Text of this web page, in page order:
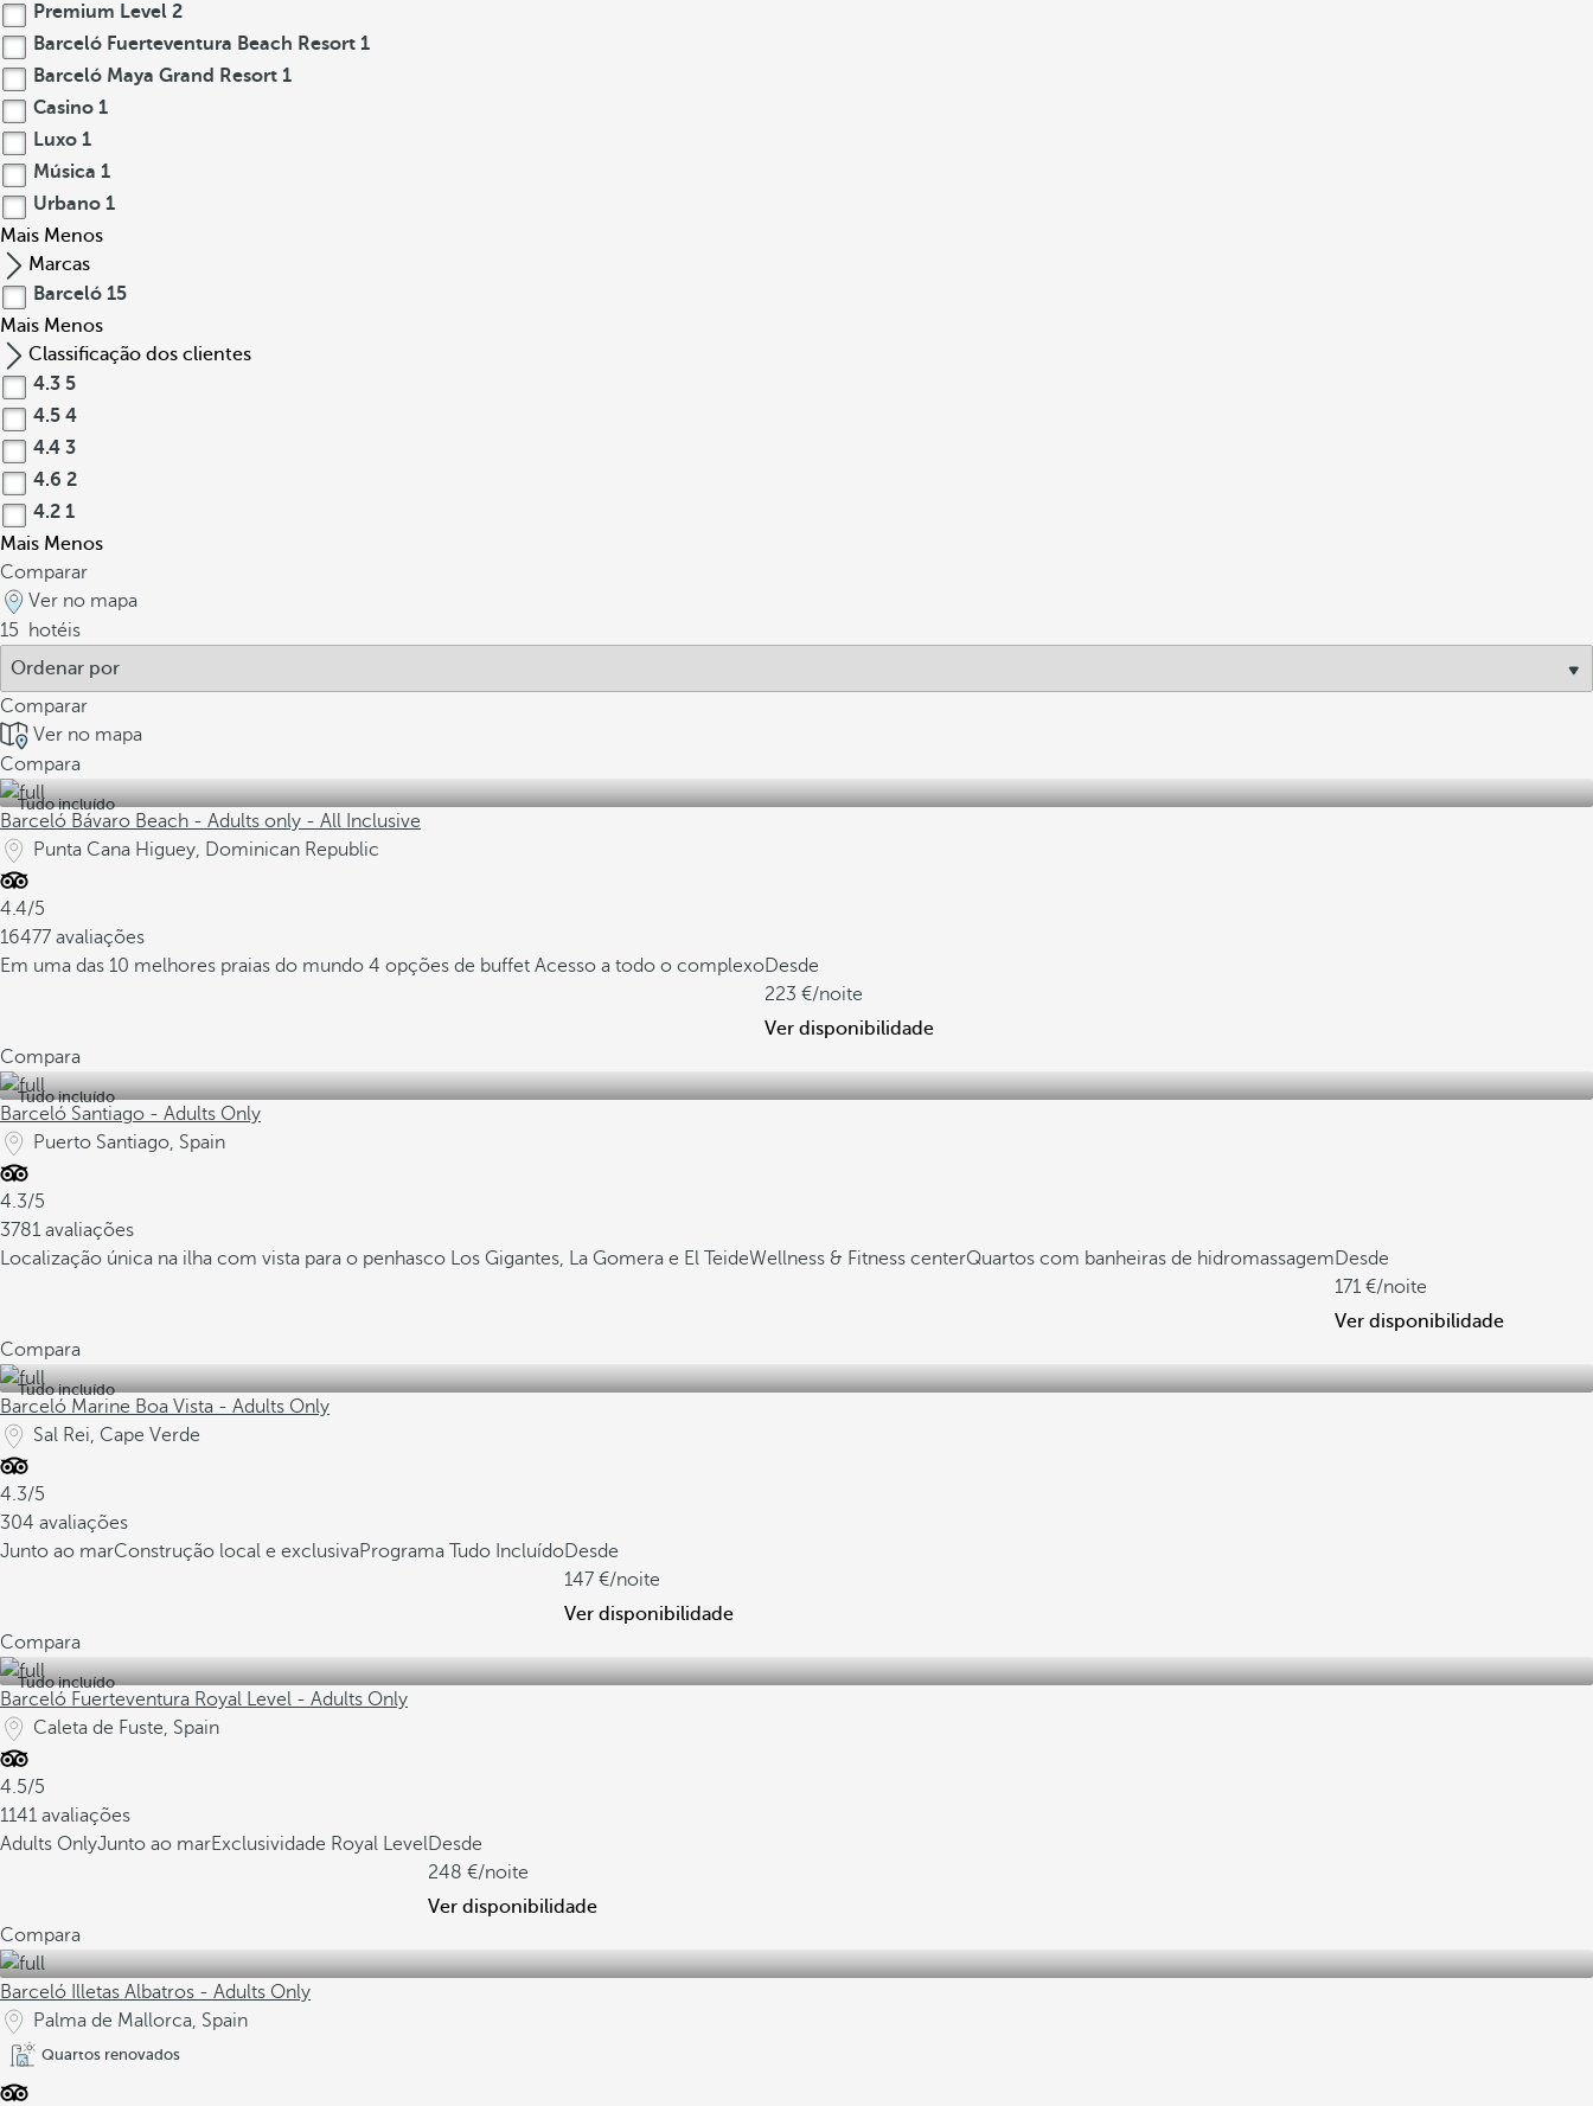
Premium Level 2
Barceló Fuerteventura Beach Resort 1
Barceló Maya Grand Resort 1
Casino 1
Luxo 1
Música 1
Urbano 1
Mais Menos
Marcas
Barceló 15
Mais Menos
Classificação dos clientes
4.3 5
4.5 4
4.4 3
4.6 2
4.2 1
Mais Menos
Comparar
Ver no mapa
15
hotéis
Comparar
Ver no mapa
Compara
Tudo incluído
Barceló Bávaro Beach - Adults only - All Inclusive
Punta Cana Higuey, Dominican Republic
4.4/5
16477 avaliações
Em uma das 10 melhores praias do mundo 4 opções de buffet Acesso a todo o complexoDesde
223
/noite
Ver disponibilidade
Compara
Tudo incluído
Barceló Santiago - Adults Only
Puerto Santiago, Spain
4.3/5
3781 avaliações
Localização única na ilha com vista para o penhasco Los Gigantes, La Gomera e El TeideWellness & Fitness centerQuartos com banheiras de hidromassagemDesde
171
/noite
Ver disponibilidade
Compara
Tudo incluído
Barceló Marine Boa Vista - Adults Only
Sal Rei, Cape Verde
4.3/5
304 avaliações
Junto ao marConstrução local e exclusivaPrograma Tudo IncluídoDesde
147
/noite
Ver disponibilidade
Compara
Tudo incluído
Barceló Fuerteventura Royal Level - Adults Only
Caleta de Fuste, Spain
4.5/5
1141 avaliações
Adults OnlyJunto ao marExclusividade Royal LevelDesde
248
/noite
Ver disponibilidade
Compara
Barceló Illetas Albatros - Adults Only
Palma de Mallorca, Spain
Quartos renovados